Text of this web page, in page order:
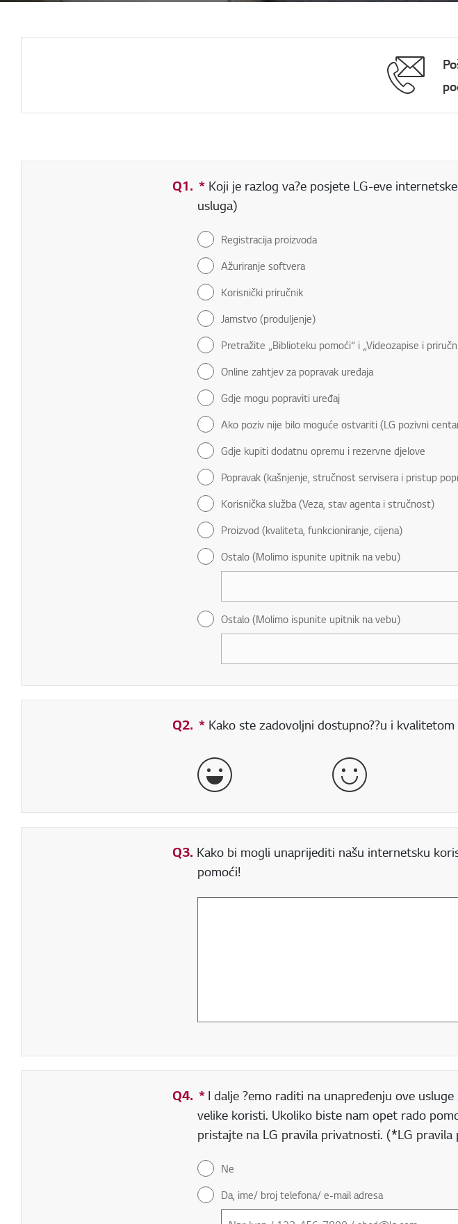
Q1. * Obavezno polje
Koji je razlog va?e posjete LG-eve
usluga)
Registracija proizvoda
Ažuriranje softvera
Korisnički priručnik
Jamstvo (produljenje)
Pretražite „Biblioteku pomoći“ i „Videozapise i
Online zahtjev za popravak uređaja
Gdje mogu popraviti uređaj
Ako poziv nije bilo moguće ostvariti (LG pozivni
Gdje kupiti dodatnu opremu i rezervne djelove
Popravak (kašnjenje, stručnost servisera i pristup
Korisnička služba (Veza, stav agenta i stručnost)
Proizvod (kvaliteta, funkcioniranje, cijena)
Ostalo (Molimo ispunite upitnik na vebu)
Ostalo (Molimo ispunite upitnik na vebu)
Q2. * Obavezno polje
Kako ste zadovoljni dostupno??u i
Vrlo dobro Dobro
Q3. Kako bi mogli unaprijediti našu internetsku
pomoći!
Q4. *Obavezno polje
I dalje ?emo raditi na unapređenju ove
velike koristi. Ukoliko biste nam opet rado
pristajte na LG pravila privatnosti. (*LG
Ne
Da, ime/ broj telefona/ e-mail adresa